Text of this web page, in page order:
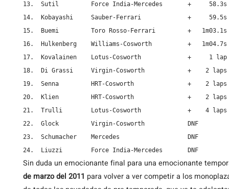
13.  Sutil         Force India-Mercedes       +     58.3s
14.  Kobayashi     Sauber-Ferrari             +     59.5s
15.  Buemi         Toro Rosso-Ferrari         +   1m03.1s
16.  Hulkenberg    Williams-Cosworth          +   1m04.7s
17.  Kovalainen    Lotus-Cosworth             +     1 lap
18.  Di Grassi     Virgin-Cosworth            +    2 laps
19.  Senna         HRT-Cosworth               +    2 laps
20.  Klien         HRT-Cosworth               +    2 laps
21.  Trulli        Lotus-Cosworth             +    4 laps
22.  Glock         Virgin-Cosworth            DNF
23.  Schumacher    Mercedes                   DNF
24.  Liuzzi        Force India-Mercedes       DNF
Sin duda un emocionante final para una emocionante
de marzo del 2011 para volver a ver competir a los